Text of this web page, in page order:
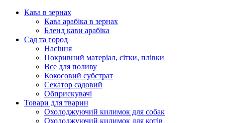
Кава в зернах
Кава арабіка в зернах
Бленд кави арабіка
Сад та город
Насіння
Покривний матеріал, сітки, плівки
Все для поливу
Кокосовий субстрат
Секатор садовий
Обприскувачі
Товари для тварин
Охолоджуючий килимок для собак
Охолоджуючий килимок для котів